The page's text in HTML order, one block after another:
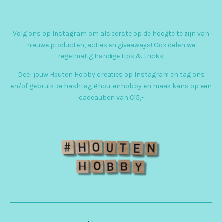
t
a
g
r
a
Volg ons op Instagram om als eerste op de hoogte te zijn van
nieuwe producten, acties en giveaways! Ook delen we
regelmatig handige tips & tricks!
Deel jouw Houten Hobby creaties op Instagram en tag ons
en/of gebruik de hashtag #houtenhobby en maak kans op een
cadeaubon van €15,-